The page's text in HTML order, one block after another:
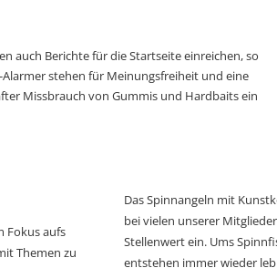
auch Berichte für die Startseite einreichen, so
stehen für Meinungsfreiheit und eine
Missbrauch von Gummis und Hardbaits ein
Fokus aufs
Themen zu
Das Spinnangeln mit
bei vielen unserer
Stellenwert ein. Ums
entstehen immer wieder